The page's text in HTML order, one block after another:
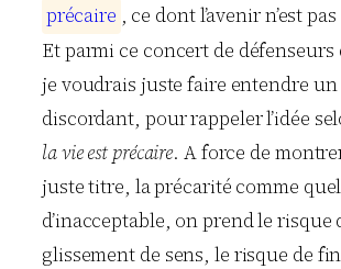
précaire , ce dont l’avenir n’est
Et parmi ce concert de défenseurs
je voudrais juste faire entendre
discordant, pour rappeler l’idée
la vie est précaire. A force de
juste titre, la précarité comme
d’inacceptable, on prend le risque
glissement de sens, le risque de